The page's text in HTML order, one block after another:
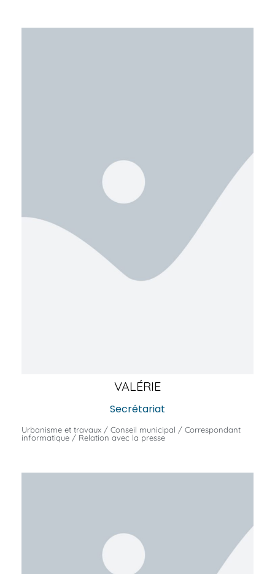
VALÉRIE
Secrétariat
Urbanisme et travaux / Conseil municipal / Correspondant
informatique / Relation avec la presse